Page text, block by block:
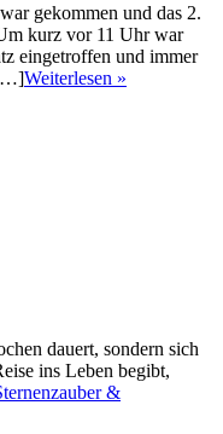
gekommen und das 2.
kurz vor 11 Uhr war
eingetroffen und immer
[…]Weiterlesen »
dauert, sondern sich
ins Leben begibt,
&